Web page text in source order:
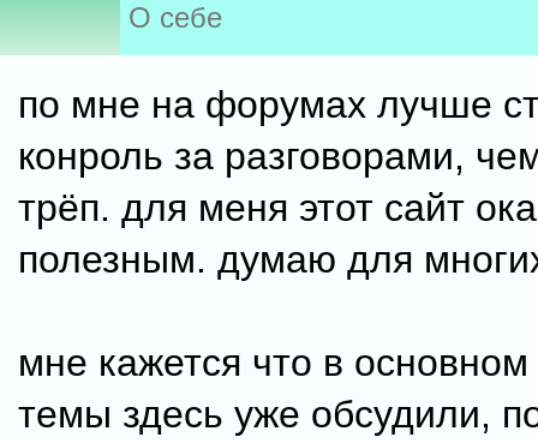
О себе
по мне на форумах лучше
конроль за разговорами,
трёп. для меня этот сайт
полезным. думаю для
мне кажется что в
темы здесь уже обсудили,